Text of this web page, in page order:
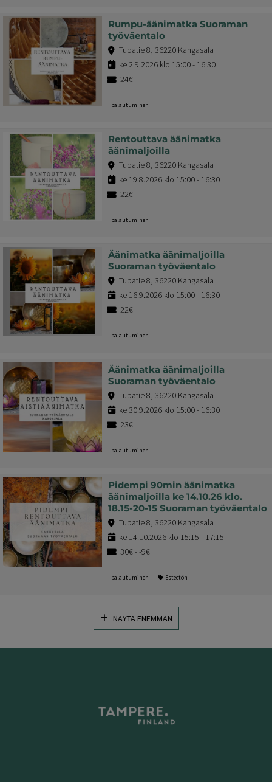
Rumpu-äänimatka Suoraman
työväentalo
Tupatie 8, 36220 Kangasala
ke 2.9.2026 klo 15:00 - 16:30
24€
palautuminen
Rentouttava äänimatka
äänimaljoilla
Tupatie 8, 36220 Kangasala
ke 19.8.2026 klo 15:00 - 16:30
22€
palautuminen
Äänimatka äänimaljoilla
Suoraman työväentalo
Tupatie 8, 36220 Kangasala
ke 16.9.2026 klo 15:00 - 16:30
22€
palautuminen
Äänimatka äänimaljoilla
Suoraman työväentalo
Tupatie 8, 36220 Kangasala
ke 30.9.2026 klo 15:00 - 16:30
23€
palautuminen
Pidempi 90min äänimatka
äänimaljoilla ke 14.10.26 klo.
18.15-20-15 Suoraman työväentalo
Tupatie 8, 36220 Kangasala
ke 14.10.2026 klo 15:15 - 17:15
30€ - -9€
palautuminen Esteetön
NÄYTÄ ENEMMÄN